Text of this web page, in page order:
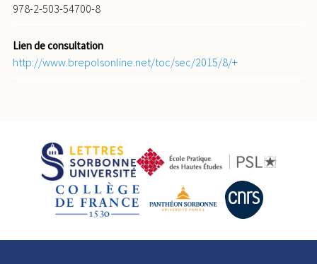
978-2-503-54700-8
Lien de consultation
http://www.brepolsonline.net/toc/sec/2015/8/+